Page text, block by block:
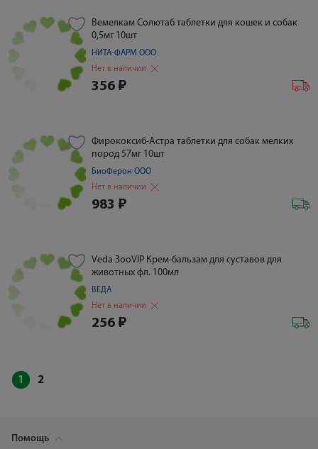
Вемелкам Солютаб таблетки для кошек и собак
0,5мг 10шт
НИТА-ФАРМ ООО
Нет в наличии
356 ₽
Фирококсиб-Астра таблетки для собак мелких
пород 57мг 10шт
БиоФерон ООО
Нет в наличии
983 ₽
Veda ЗооVIP Крем-бальзам для суставов для
животных фл. 100мл
ВЕДА
Нет в наличии
256 ₽
1 2
Помощь